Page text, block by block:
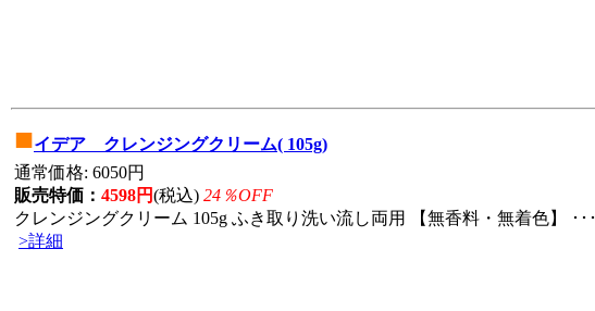
■イデア クレンジングクリーム( 105g)
通常価格: 6050円
販売特価： 4598円(税込) 24％OFF
クレンジングクリーム 105g ふき取り洗い流し両用 【無香料・無着色】 ･･･
>詳細